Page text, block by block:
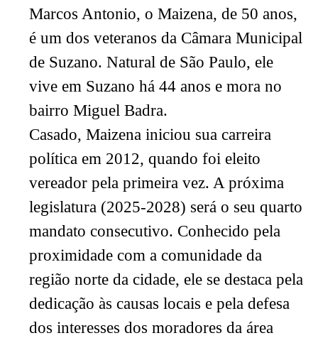
Marcos Antonio, o Maizena, de 50 anos,
é um dos veteranos da Câmara Municipal
de Suzano. Natural de São Paulo, ele
vive em Suzano há 44 anos e mora no
bairro Miguel Badra.
Casado, Maizena iniciou sua carreira
política em 2012, quando foi eleito
vereador pela primeira vez. A próxima
legislatura (2025-2028) será o seu quarto
mandato consecutivo. Conhecido pela
proximidade com a comunidade da
região norte da cidade, ele se destaca pela
dedicação às causas locais e pela defesa
dos interesses dos moradores da área